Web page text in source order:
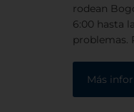
rodean
6:00 hasta
problemas.
Más